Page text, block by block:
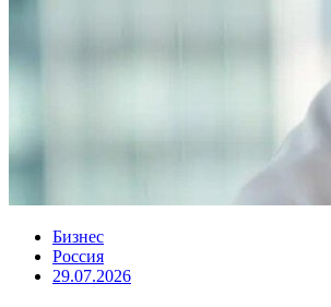
Бизнес
Россия
29.07.2026